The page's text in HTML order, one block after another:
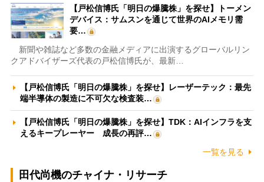
【戸松信博氏「明日の爆騰株」を探せ】トーメン
デバイス：サムスンを通じて世界のAIメモリ需
要…
新聞や雑誌など多数の金融メディアに出演するグローバルリン
クアドバイザーズ代表の戸松信博氏が、最新…
【戸松信博氏「明日の爆騰株」を探せ】レーザーテック：最先
端半導体の製造に不可欠な検査装…
【戸松信博氏「明日の爆騰株」を探せ】TDK：AIインフラを支
えるキープレーヤー 成長の再評…
一覧を見る
田代尚機のチャイナ・リサーチ